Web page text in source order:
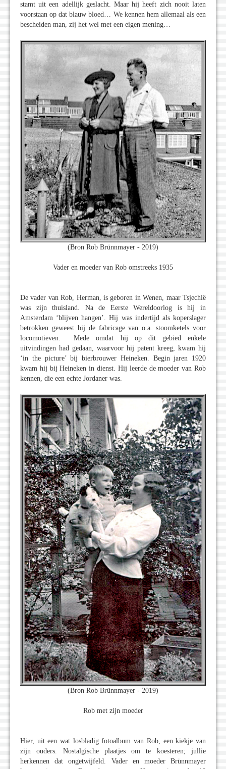
stamt uit een adellijk geslacht. Maar hij heeft zich nooit laten
voorstaan op dat blauw bloed… We kennen hem allemaal als een
bescheiden man, zij het wel met een eigen mening…
(Bron Rob Brünnmayer - 2019)
Vader en moeder van Rob omstreeks 1935
De vader van Rob, Herman, is geboren in Wenen, maar Tsjechië
was zijn thuisland. Na de Eerste Wereldoorlog is hij in
Amsterdam ‘blijven hangen’. Hij was indertijd als koperslager
betrokken geweest bij de fabricage van o.a. stoomketels voor
locomotieven. Mede omdat hij op dit gebied enkele
uitvindingen had gedaan, waarvoor hij patent kreeg, kwam hij
‘in the picture’ bij bierbrouwer Heineken. Begin jaren 1920
kwam hij bij Heineken in dienst. Hij leerde de moeder van Rob
kennen, die een echte Jordaner was.
(Bron Rob Brünnmayer - 2019)
Rob met zijn moeder
Hier, uit een wat losbladig fotoalbum van Rob, een kiekje van
zijn ouders. Nostalgische plaatjes om te koesteren; jullie
herkennen dat ongetwijfeld. Vader en moeder Brünnmayer